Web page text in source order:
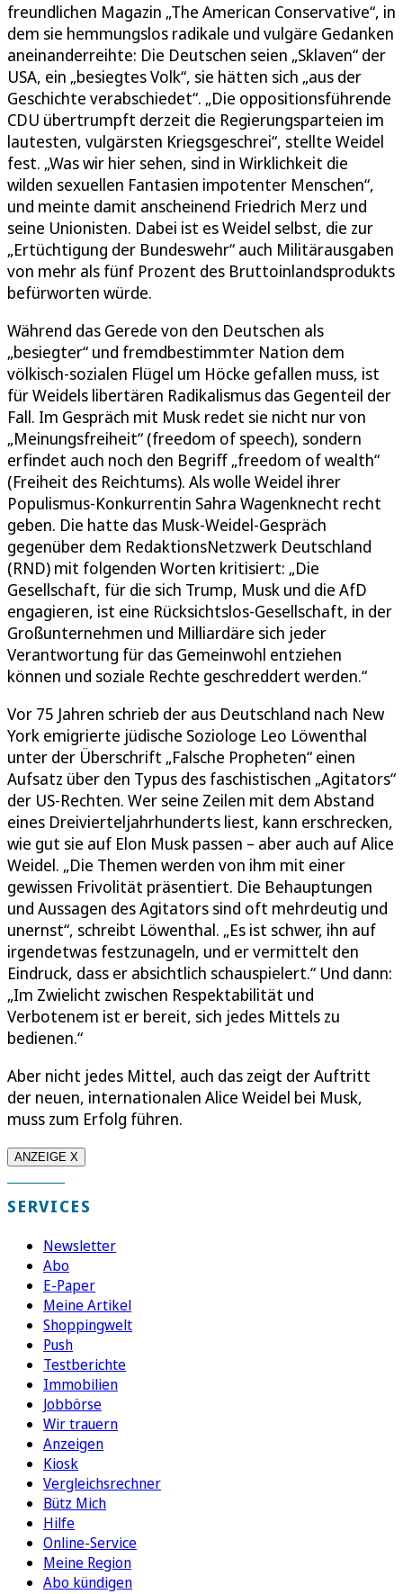
freundlichen Magazin „The American Conservative“, in
dem sie hemmungslos radikale und vulgäre Gedanken
aneinanderreihte: Die Deutschen seien „Sklaven“ der
USA, ein „besiegtes Volk“, sie hätten sich „aus der
Geschichte verabschiedet“. „Die oppositionsführende
CDU übertrumpft derzeit die Regierungsparteien im
lautesten, vulgärsten Kriegsgeschrei“, stellte Weidel
fest. „Was wir hier sehen, sind in Wirklichkeit die
wilden sexuellen Fantasien impotenter Menschen“,
und meinte damit anscheinend Friedrich Merz und
seine Unionisten. Dabei ist es Weidel selbst, die zur
„Ertüchtigung der Bundeswehr“ auch Militärausgaben
von mehr als fünf Prozent des Bruttoinlandsprodukts
befürworten würde.
Während das Gerede von den Deutschen als
„besiegter“ und fremdbestimmter Nation dem
völkisch-sozialen Flügel um Höcke gefallen muss, ist
für Weidels libertären Radikalismus das Gegenteil der
Fall. Im Gespräch mit Musk redet sie nicht nur von
„Meinungsfreiheit“ (freedom of speech), sondern
erfindet auch noch den Begriff „freedom of wealth“
(Freiheit des Reichtums). Als wolle Weidel ihrer
Populismus-Konkurrentin Sahra Wagenknecht recht
geben. Die hatte das Musk-Weidel-Gespräch
gegenüber dem RedaktionsNetzwerk Deutschland
(RND) mit folgenden Worten kritisiert: „Die
Gesellschaft, für die sich Trump, Musk und die AfD
engagieren, ist eine Rücksichtslos-Gesellschaft, in der
Großunternehmen und Milliardäre sich jeder
Verantwortung für das Gemeinwohl entziehen
können und soziale Rechte geschreddert werden.“
Vor 75 Jahren schrieb der aus Deutschland nach New
York emigrierte jüdische Soziologe Leo Löwenthal
unter der Überschrift „Falsche Propheten“ einen
Aufsatz über den Typus des faschistischen „Agitators“
der US-Rechten. Wer seine Zeilen mit dem Abstand
eines Dreivierteljahrhunderts liest, kann erschrecken,
wie gut sie auf Elon Musk passen – aber auch auf Alice
Weidel. „Die Themen werden von ihm mit einer
gewissen Frivolität präsentiert. Die Behauptungen
und Aussagen des Agitators sind oft mehrdeutig und
unernst“, schreibt Löwenthal. „Es ist schwer, ihn auf
irgendetwas festzunageln, und er vermittelt den
Eindruck, dass er absichtlich schauspielert.“ Und dann:
„Im Zwielicht zwischen Respektabilität und
Verbotenem ist er bereit, sich jedes Mittels zu
bedienen.“
Aber nicht jedes Mittel, auch das zeigt der Auftritt
der neuen, internationalen Alice Weidel bei Musk,
muss zum Erfolg führen.
ANZEIGE X
SERVICES
Newsletter
Abo
E-Paper
Meine Artikel
Shoppingwelt
Push
Testberichte
Immobilien
Jobbörse
Wir trauern
Anzeigen
Kiosk
Vergleichsrechner
Bütz Mich
Hilfe
Online-Service
Meine Region
Abo kündigen